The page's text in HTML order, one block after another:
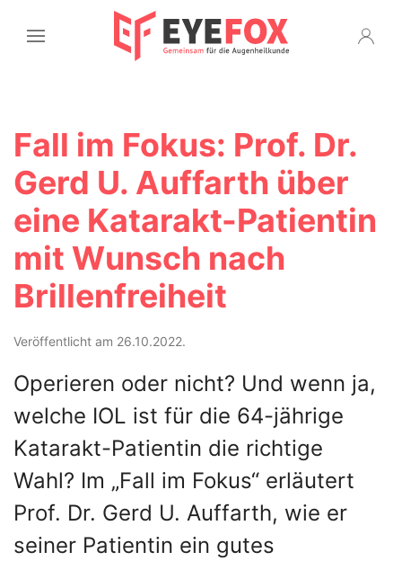
Fall im Fokus: Prof. Dr.
Gerd U. Auffarth über
eine Katarakt-Patientin
mit Wunsch nach
Brillenfreiheit
Veröffentlicht am 26.10.2022.
Operieren oder nicht? Und wenn ja,
welche IOL ist für die 64-jährige
Katarakt-Patientin die richtige
Wahl? Im „Fall im Fokus“ erläutert
Prof. Dr. Gerd U. Auffarth, wie er
seiner Patientin ein gutes